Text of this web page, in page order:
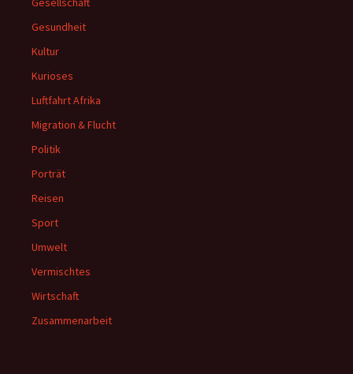
Gesundheit
Kultur
Kurioses
Luftfahrt Afrika
Migration & Flucht
Politik
Porträt
Reisen
Sport
Umwelt
Vermischtes
Wirtschaft
Zusammenarbeit